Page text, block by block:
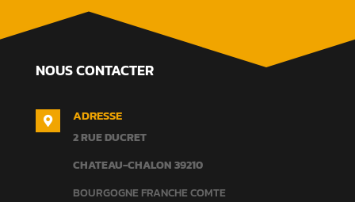
NOUS CONTACTER
 ADRESSE
2 RUE DUCRET
CHATEAU-CHALON39210
BOURGOGNE FRANCHE COMTE